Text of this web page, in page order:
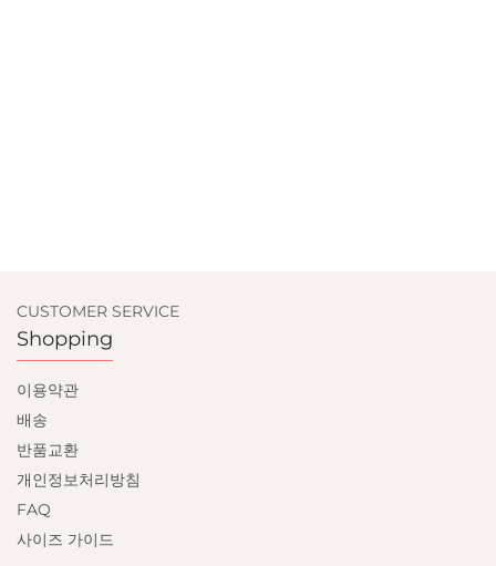
CUSTOMER SERVICE
Shopping
이용약관
배송
반품교환
개인정보처리방침
FAQ
사이즈 가이드